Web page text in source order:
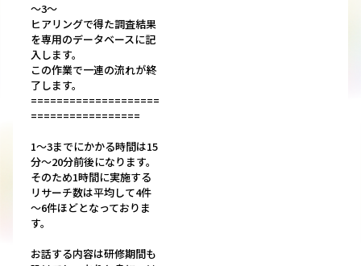
～3～
ヒアリングで得た調査結果
を専用のデータベースに記
入します。
この作業で一連の流れが終
了します。
====================
=================
1～3までにかかる時間は15
分～20分前後になります。
そのため1時間に実施する
リサーチ数は平均して4件
～6件ほどとなっておりま
す。
お話する内容は研修期間も